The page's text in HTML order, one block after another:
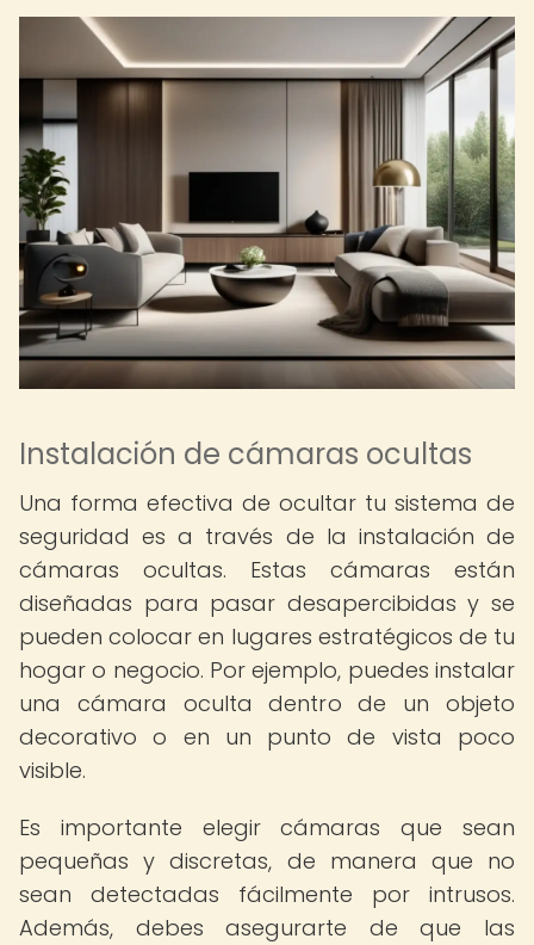
Instalación de cámaras ocultas
Una forma efectiva de ocultar tu sistema de
seguridad es a través de la instalación de
cámaras ocultas. Estas cámaras están
diseñadas para pasar desapercibidas y se
pueden colocar en lugares estratégicos de tu
hogar o negocio. Por ejemplo, puedes instalar
una cámara oculta dentro de un objeto
decorativo o en un punto de vista poco
visible.
Es importante elegir cámaras que sean
pequeñas y discretas, de manera que no
sean detectadas fácilmente por intrusos.
Además, debes asegurarte de que las